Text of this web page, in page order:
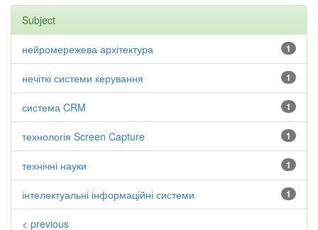
Subject
1
нейромережева архітектура
1
нечіткі системи керування
1
система CRM
1
технологія Screen Capture
1
технічні науки
1
інтелектуальні інформаційні системи
< previous